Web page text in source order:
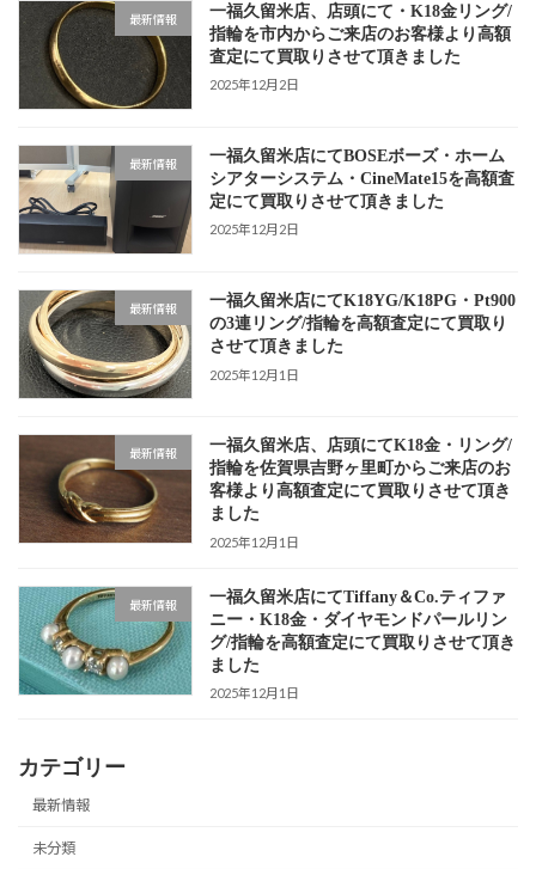
最新情報
一福久留米店、店頭にて・K18金リング/
指輪を市内からご来店のお客様より高額
査定にて買取りさせて頂きました
2025年12月2日
最新情報
一福久留米店にてBOSEボーズ・ホーム
シアターシステム・CineMate15を高額査
定にて買取りさせて頂きました
2025年12月2日
最新情報
一福久留米店にてK18YG/K18PG・Pt900
の3連リング/指輪を高額査定にて買取り
させて頂きました
2025年12月1日
最新情報
一福久留米店、店頭にてK18金・リング/
指輪を佐賀県吉野ヶ里町からご来店のお
客様より高額査定にて買取りさせて頂き
ました
2025年12月1日
最新情報
一福久留米店にてTiffany＆Co.ティファ
ニー・K18金・ダイヤモンドパールリン
グ/指輪を高額査定にて買取りさせて頂き
ました
2025年12月1日
カテゴリー
最新情報
未分類